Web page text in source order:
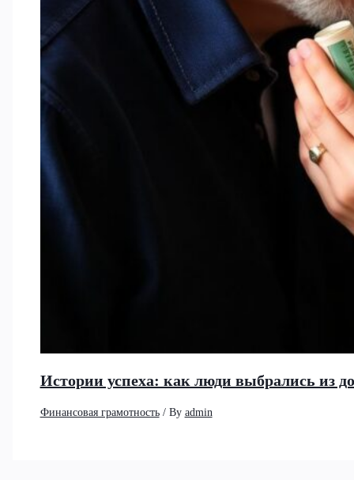
Истории успеха: как люди выбрались из
Финансовая грамотность/ By admin